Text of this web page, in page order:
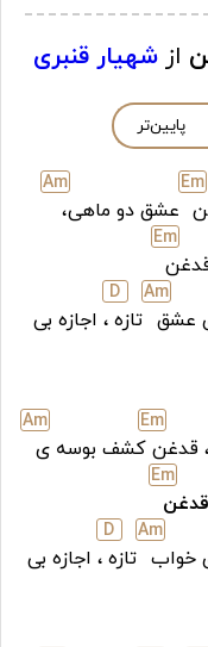
ازشهیار قنبری
پایین‌تر
Em
عشق دو ماهی،
Am
Em
عشق
Am
تازه
D
، اجازه بی
قدغن
Em
کشف بوسه ی
Am
قدغن
Em
خواب
Am
تازه
D
، اجازه بی